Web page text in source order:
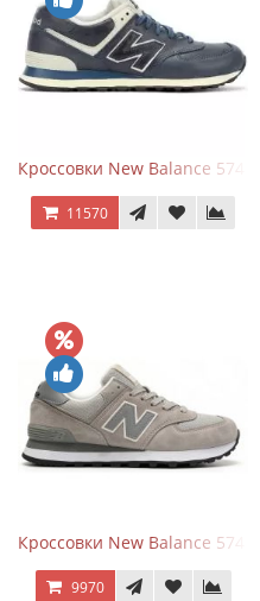
Кроссовки New Balance 574
11570
Кроссовки New Balance 574
9970